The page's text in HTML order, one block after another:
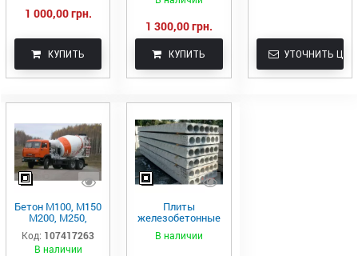
1 000,00 грн.
КУПИТЬ
1 300,00 грн.
КУПИТЬ УТОЧНИТЬ
Бетон М100, М150
М200, М250,
М300, М400 –
Ирпень
Код: 107417263
В наличии
Плиты
железобетонные
с доставкой в
Ирпень
В наличии